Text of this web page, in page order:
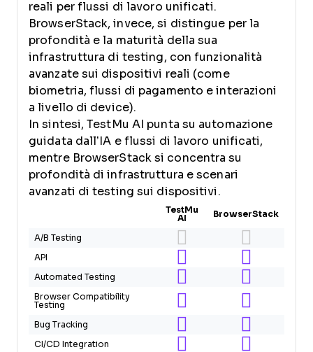
reali per flussi di lavoro unificati.
BrowserStack, invece, si distingue per la
profondità e la maturità della sua
infrastruttura di testing, con funzionalità
avanzate sui dispositivi reali (come
biometria, flussi di pagamento e interazioni
a livello di device).
In sintesi, TestMu AI punta su automazione
guidata dall’IA e flussi di lavoro unificati,
mentre BrowserStack si concentra su
profondità di infrastruttura e scenari
avanzati di testing sui dispositivi.
TestMu
AI
BrowserStack
A/B Testing
API
Automated Testing
Browser Compatibility
Testing
Bug Tracking
CI/CD Integration